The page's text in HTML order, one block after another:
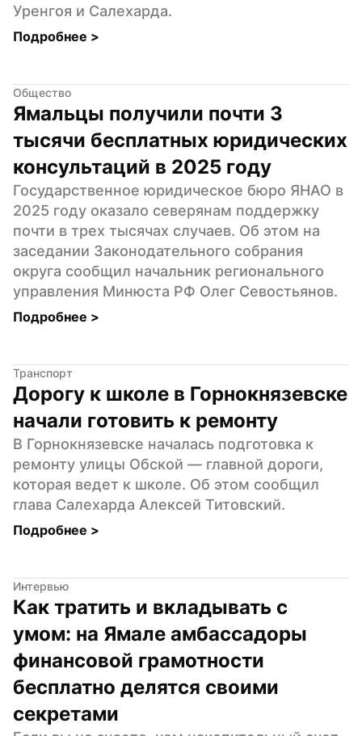
Уренгоя и Салехарда.
Подробнее >
Общество
Ямальцы получили почти 3
тысячи бесплатных юридических
консультаций в 2025 году
Государственное юридическое бюро ЯНАО в
2025 году оказало северянам поддержку
почти в трех тысячах случаев. Об этом на
заседании Законодательного собрания
округа сообщил начальник регионального
управления Минюста РФ Олег Севостьянов.
Подробнее >
Транспорт
Дорогу к школе в Горнокнязевске
начали готовить к ремонту
В Горнокнязевске началась подготовка к
ремонту улицы Обской — главной дороги,
которая ведет к школе. Об этом сообщил
глава Салехарда Алексей Титовский.
Подробнее >
Интервью
Как тратить и вкладывать с
умом: на Ямале амбассадоры
финансовой грамотности
бесплатно делятся своими
секретами